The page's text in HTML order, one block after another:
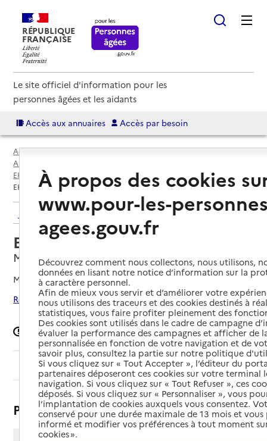
RÉPUBLIQUE
FRANÇAISE
Le site officiel d'information pour les
personnes âgées et les aidants
Accès aux annuaires Accès par besoin
Accueil
Espace annuaire
Annuaire EHPAD et maisons de retraite
EHPAD par département
Landes (40)
Mont-de-Marsan
EHPAD Jeanne Mauléon
Retour aux résultats de l'annuaire
EHPAD Jeanne Mauléon
Mont-de-Marsan, LANDES
Mis à jour le30/03/2026
Rechercher les établissements autour de Mont-de-Marsan
Signaler une erreur
Sommaire
Présentation
À propos des cookies
www.pour-les-
agees.gouv.fr
Découvrez comment nous collectons, nous utilisons,
données en lisant notre notice d’information sur la
à caractère personnel.
Afin de mieux vous servir et d’améliorer votre
nous utilisons des traceurs et des cookies destinés à
statistiques, vous faire profiter pleinement des
Des cookies sont utilisés dans le cadre de campagne
évaluer la performance des campagnes et afficher de
personnalisée en fonction de votre navigation et de
savoir plus, consultez la partie sur notre politique
Si vous cliquez sur « Tout Accepter », l’éditeur du
partenaires déposeront ces cookies sur votre terminal
navigation. Si vous cliquez sur « Tout Refuser », ces
déposés. Si vous cliquez sur « Personnaliser », vous
l’implantation de cookies auxquels vous consentez.
conservé pour une durée maximale de 13 mois et
informé et modifier vos préférences à tout moment
cookies ».